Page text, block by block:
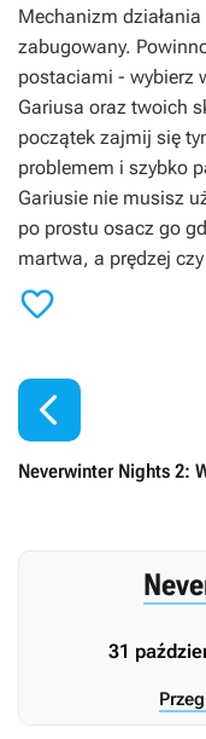
Mechanizm
zabugowany.
postaciami - wybierz
Gariusa oraz twoich
początek zajmij się
problemem i szybko
Gariusie nie musisz
po prostu osacz go
martwa, a prędzej


Neverwinter Nights 2:
31